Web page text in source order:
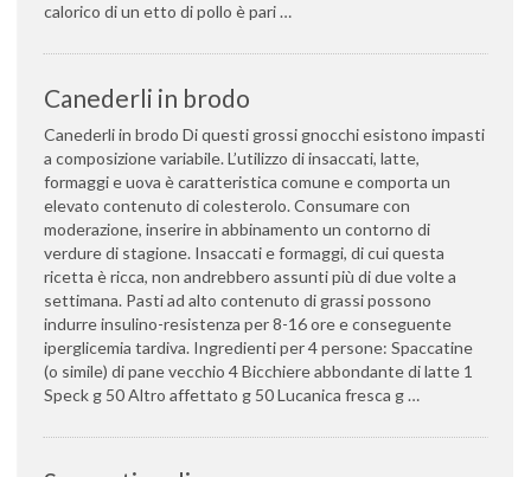
calorico di un etto di pollo è pari …
Canederli in brodo
Canederli in brodo Di questi grossi gnocchi esistono impasti
a composizione variabile. L’utilizzo di insaccati, latte,
formaggi e uova è caratteristica comune e comporta un
elevato contenuto di colesterolo. Consumare con
moderazione, inserire in abbinamento un contorno di
verdure di stagione. Insaccati e formaggi, di cui questa
ricetta è ricca, non andrebbero assunti più di due volte a
settimana. Pasti ad alto contenuto di grassi possono
indurre insulino-resistenza per 8-16 ore e conseguente
iperglicemia tardiva. Ingredienti per 4 persone: Spaccatine
(o simile) di pane vecchio 4 Bicchiere abbondante di latte 1
Speck g 50 Altro affettato g 50 Lucanica fresca g …